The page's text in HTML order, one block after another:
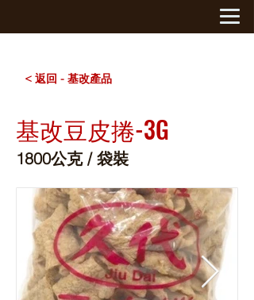
< 返回 - 基改產品
基改豆皮捲-3G
1800公克 / 袋裝